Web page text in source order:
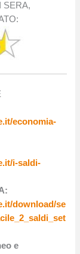
SERA,
economia-
i-saldi-
download/se
e